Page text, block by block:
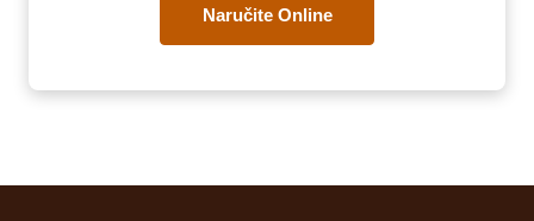
Naručite Online